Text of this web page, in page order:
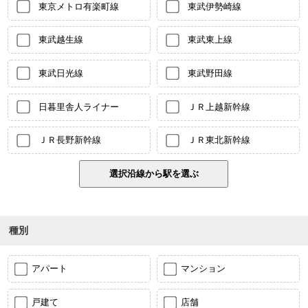
東京メトロ有楽町線 東武伊勢崎線
東武越生線 東武東上線
東武日光線 東武野田線
日暮里舎人ライナー ＪＲ上越新幹線
ＪＲ長野新幹線 ＪＲ東北新幹線
種別
アパート マンション
戸建て 店舗